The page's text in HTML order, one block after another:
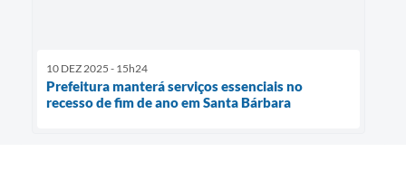
10 DEZ 2025 - 15h24
Prefeitura manterá serviços essenciais no
recesso de fim de ano em Santa Bárbara